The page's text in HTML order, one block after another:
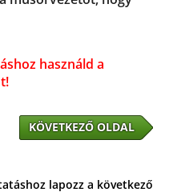
használd a
KÖVETKEZŐ OLDAL
lapozz a következő